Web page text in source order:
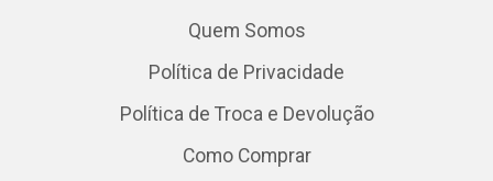
Quem Somos
Política de Privacidade
Política de Troca e Devolução
Como Comprar